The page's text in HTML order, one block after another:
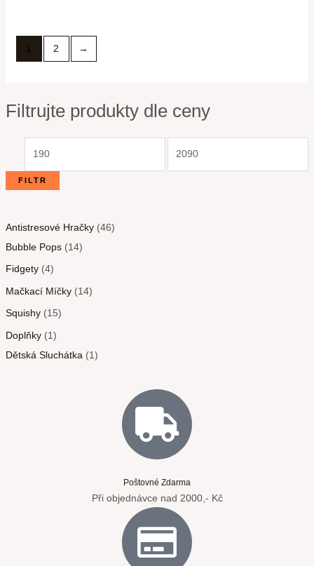
Filtrujte produkty dle ceny
FILTR
Antistresové Hračky 46
Bubble Pops 14
Fidgety 4
Mačkací Míčky 14
Squishy 15
Doplňky 1
Dětská Sluchátka 1
1 2 →
Poštovné Zdarma
Při objednávce nad 2000,- Kč